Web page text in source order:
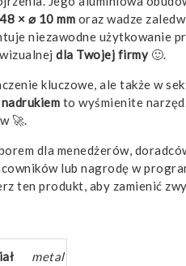
× ⌀ 10 mm oraz wadze
niezawodne użytkowanie
dla Twojej firmy🙂.
kluczowe, ale także w
nadrukiem to wyśmienite
🚀.
dla menedżerów,
lub nagrodę w
produkt, aby zamienić
metal